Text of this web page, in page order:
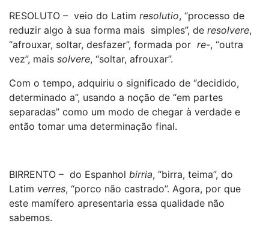
RESOLUTO – veio do Latim resolutio, “processo de
reduzir algo à sua forma mais simples”, de resolvere,
“afrouxar, soltar, desfazer”, formada por re-, “outra
vez”, mais solvere, “soltar, afrouxar”.
Com o tempo, adquiriu o significado de “decidido,
determinado a”, usando a noção de “em partes
separadas” como um modo de chegar à verdade e
então tomar uma determinação final.
BIRRENTO – do Espanhol birria, “birra, teima”, do
Latim verres, “porco não castrado”. Agora, por que
este mamífero apresentaria essa qualidade não
sabemos.